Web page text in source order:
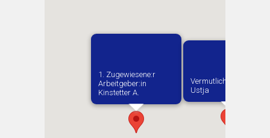
Vermutlich geboren in
Ustja
1. Zugewiesene:r
Arbeitgeber:in​
Kinstetter A.